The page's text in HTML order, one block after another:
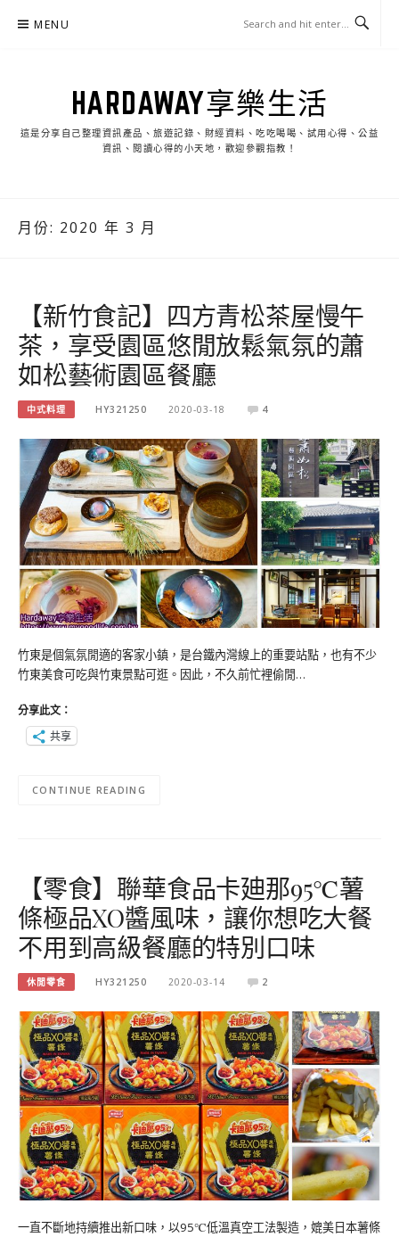
MENU
HARDAWAY享樂生活
這是分享自己整理資訊產品、旅遊記錄、財經資料、吃吃喝喝、試用心得、公益
資訊、閱讀心得的小天地，歡迎參觀指教！
月份: 2020 年 3 月
【新竹食記】四方青松茶屋慢午
茶，享受園區悠閒放鬆氣氛的蕭
如松藝術園區餐廳
中式料理 HY321250 2020-03-18 4
竹東是個氣氛閒適的客家小鎮，是台鐵內灣線上的重要站點，也有不少
竹東美食可吃與竹東景點可逛。因此，不久前忙裡偷閒…
分享此文：
共享
CONTINUE READING
【零食】聯華食品卡廸那95℃薯
條極品XO醬風味，讓你想吃大餐
不用到高級餐廳的特別口味
休閒零食 HY321250 2020-03-14 2
一直不斷地持續推出新口味，以95℃低溫真空工法製造，媲美日本薯條